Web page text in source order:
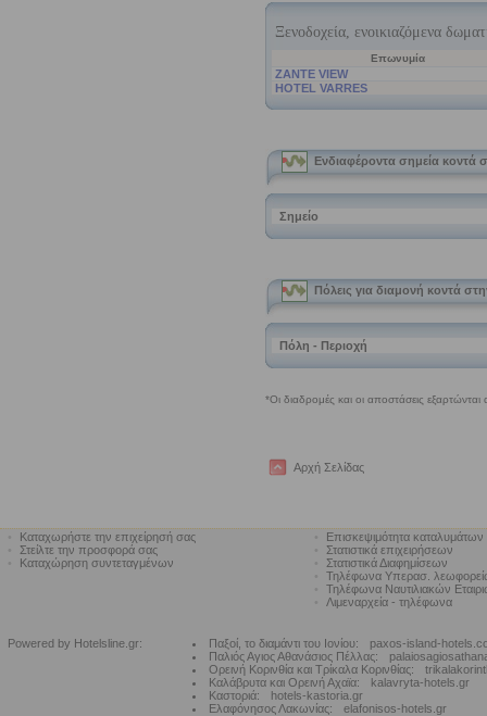
Αρχή Σελίδας
Καταχωρήστε την επιχείρησή σας
Στείλτε την προσφορά σας
Καταχώρηση συντεταγμένων
Επισκεψιμότητα καταλυμάτων
Στατιστικά επιχειρήσεων
Στατιστικά Διαφημίσεων
Τηλέφωνα Υπερασ.
Τηλέφωνα Ναυτιλιακών
Λιμεναρχεία - τηλέφωνα
Powered by Hotelsline.gr: Παξοί, το διαμάντι του Ιονίου:
paxos-island-
Παλιός Αγιος Αθανάσιος Πέλλας:
Ορεινή Κορινθία και Τρίκαλα Κορινθίας:
Καλάβρυτα και Ορεινή Αχαϊα:
kalavryta-hotels.gr
Καστοριά:
hotels-kastoria.gr
Ελαφόνησος Λακωνίας:
elafonisos-hotels.gr